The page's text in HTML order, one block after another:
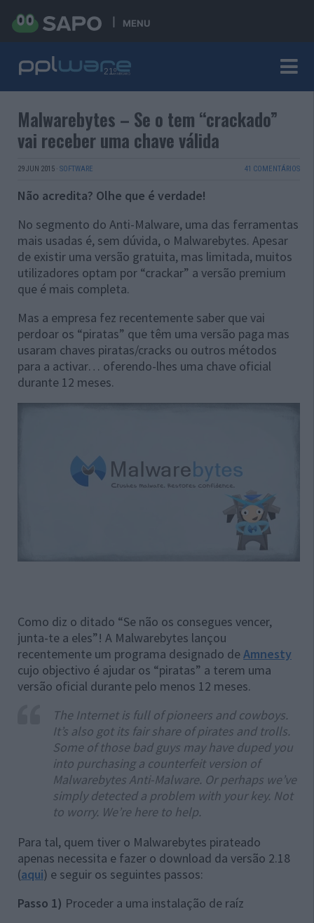
MENU
Malwarebytes – Se o tem “crackado”
vai receber uma chave válida
29 JUN 2015 · SOFTWARE 41 COMENTÁRIOS
Não acredita? Olhe que é verdade!
No segmento do Anti-Malware, uma das ferramentas
mais usadas é, sem dúvida, o Malwarebytes. Apesar
de existir uma versão gratuita, mas limitada, muitos
utilizadores optam por “crackar” a versão premium
que é mais completa.
Mas a empresa fez recentemente saber que vai
perdoar os “piratas” que têm uma versão paga mas
usaram chaves piratas/cracks ou outros métodos
para a activar… oferendo-lhes uma chave oficial
durante 12 meses.
Como diz o ditado “Se não os consegues vencer,
junta-te a eles”! A Malwarebytes lançou
recentemente um programa designado deAmnesty
cujo objectivo é ajudar os “piratas” a terem uma
versão oficial durante pelo menos 12 meses.
The Internet is full of pioneers and cowboys.
It’s also got its fair share of pirates and trolls.
Some of those bad guys may have duped you
into purchasing a counterfeit version of
Malwarebytes Anti-Malware. Or perhaps we’ve
simply detected a problem with your key. Not
to worry. We’re here to help.
Para tal, quem tiver o Malwarebytes pirateado
apenas necessita e fazer o download da versão 2.18
(aqui) e seguir os seguintes passos:
Passo 1) Proceder a uma instalação de raíz